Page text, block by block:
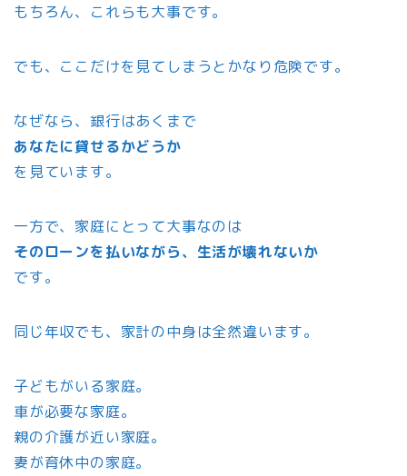
もちろん、これらも大事です。
でも、ここだけを見てしまうとかなり危険です。
なぜなら、銀行はあくまで
あなたに貸せるかどうか
を見ています。
一方で、家庭にとって大事なのは
そのローンを払いながら、生活が壊れないか
です。
同じ年収でも、家計の中身は全然違います。
子どもがいる家庭。
車が必要な家庭。
親の介護が近い家庭。
妻が育休中の家庭。